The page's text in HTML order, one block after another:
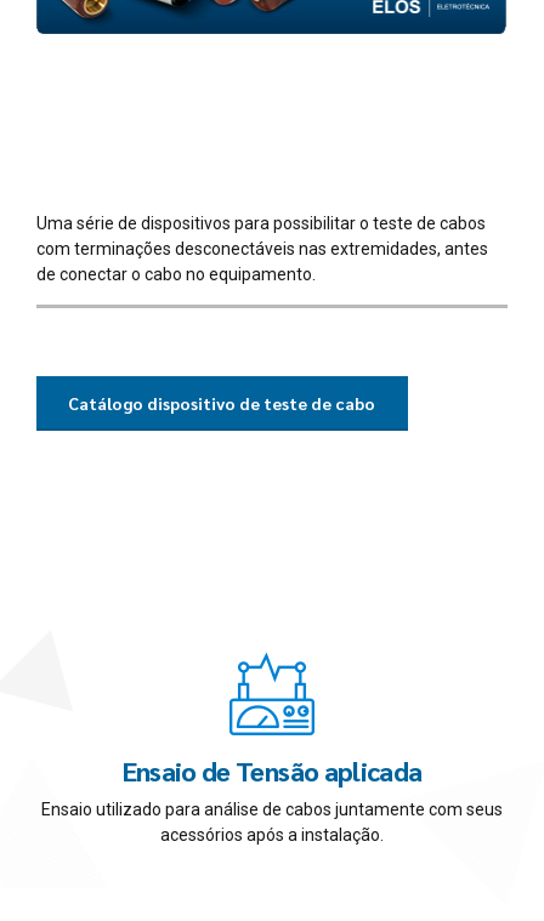
Uma série de dispositivos para possibilitar o teste de cabos
com terminações desconectáveis nas extremidades, antes
de conectar o cabo no equipamento.
Catálogo dispositivo de teste de cabo
Ensaio de Tensão aplicada
Ensaio utilizado para análise de cabos juntamente com seus
acessórios após a instalação.